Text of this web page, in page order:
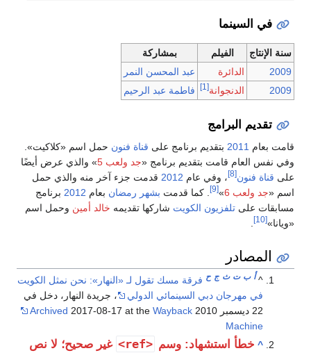
في السينما
سنة الإنتاج الفيلم
بمشاركة
2009
الدائرة
عبد المحسن النمر
2009
الدنجوانة[1] فاطمة عبد الرحيم
تقديم البرامج
قامت بعام 2011 بتقديم برنامج على قناة فنون حمل اسم «كلاكيت».
وفي نفس العام قامت بتقديم برنامج «جد ولعب 5
» والذي عرض أيضًا
على قناة فنون[8] ، وفي عام 2012 قدمت جزء آخر منه والذي حمل
اسم «جد ولعب 6 »
[9] . كما قدمت بشهر رمضان بعام 2012 برنامج
مسابقات على تلفزيون الكويت شاركها تقديمه خالد أمين وحمل اسم
«ويانا»[10]
المصادر
^أ ب ت ث ج ح فرقة مسك تقول لـ «النهار»: نحن نمثل الكويت
في مهرجان دبي السينمائي الدولي
، جريدة النهار، دخل في
22 ديسمبر 2010
Archived 2017-08-17 at theWayback
Machine
^ خطأ استشهاد: وسم <ref>
غير صحيح؛ لا نص